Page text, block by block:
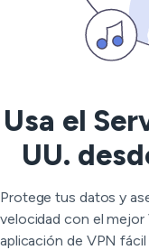
Usa el
UU.
Protege tus datos y
velocidad con el mejor
aplicación de VPN